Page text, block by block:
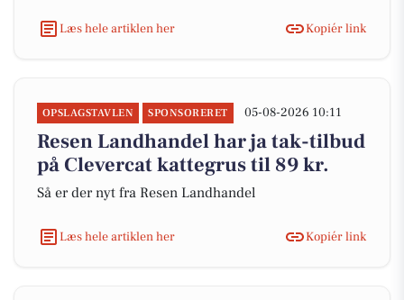
Læs hele artiklen her Kopiér link
OPSLAGSTAVLEN SPONSORERET 05-08-2026 10:11
Resen Landhandel har ja tak-tilbud
på Clevercat kattegrus til 89 kr.
Så er der nyt fra Resen Landhandel
Læs hele artiklen her Kopiér link